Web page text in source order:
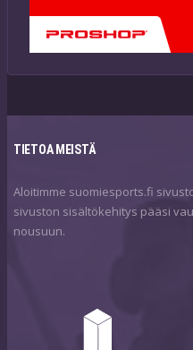
TIETOA MEISTÄ
Aloitimme suomiesports.fi
sivuston sisältökehitys pääsi
nousuun.